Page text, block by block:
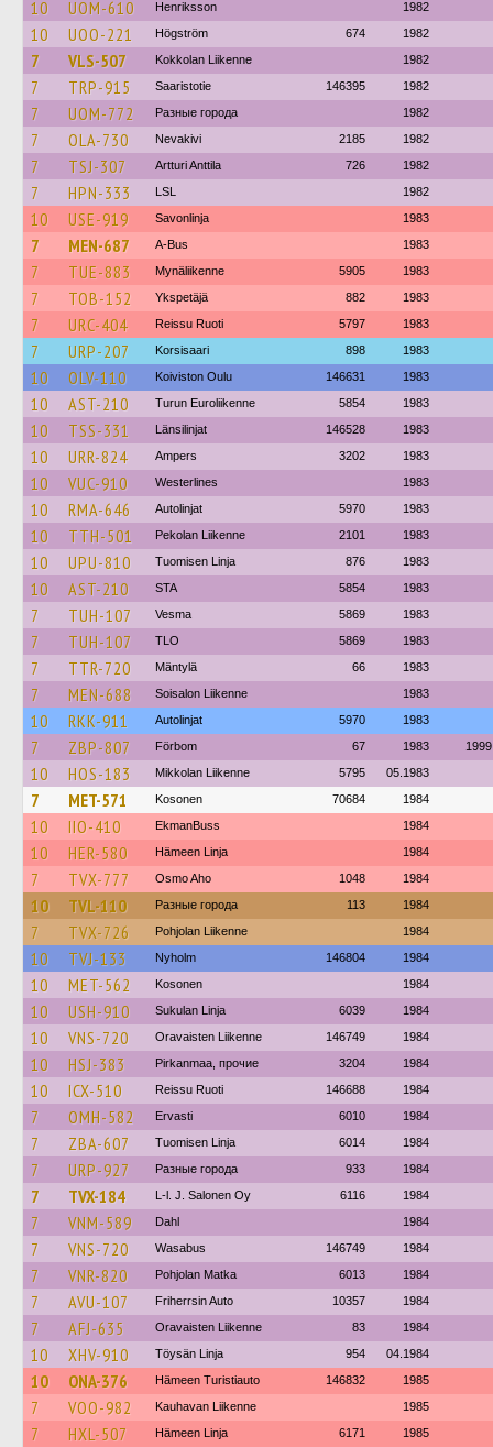
10 UOM-610 Henriksson 1982
10 UOO-221 Högström 674 1982
7 VLS-507 Kokkolan Liikenne 1982
7 TRP-915 Saaristotie 146395 1982
7 UOM-772 Разные города 1982
7 OLA-730 Nevakivi 2185 1982
7 TSJ-307 Artturi Anttila 726 1982
7 HPN-333 LSL 1982
10 USE-919 Savonlinja 1983
7 MEN-687 A-Bus 1983
7 TUE-883 Mynäliikenne 5905 1983
7 TOB-152 Ykspetäjä 882 1983
7 URC-404 Reissu Ruoti 5797 1983
7 URP-207 Korsisaari 898 1983
10 OLV-110 Koiviston Oulu 146631 1983
10 AST-210 Turun Euroliikenne 5854 1983
10 TSS-331 Länsilinjat 146528 1983
10 URR-824 Ampers 3202 1983
10 VUC-910 Westerlines 1983
10 RMA-646 Autolinjat 5970 1983
10 TTH-501 Pekolan Liikenne 2101 1983
10 UPU-810 Tuomisen Linja 876 1983
10 AST-210 STA 5854 1983
7 TUH-107 Vesma 5869 1983
7 TUH-107 TLO 5869 1983
7 TTR-720 Mäntylä 66 1983
7 MEN-688 Soisalon Liikenne 1983
10 RKK-911 Autolinjat 5970 1983
7 ZBP-807 Förbom 67 1983 1999
10 HOS-183 Mikkolan Liikenne 5795 05.1983
7 MET-571 Kosonen 70684 1984
10 IIO-410 EkmanBuss 1984
10 HER-580 Hämeen Linja 1984
7 TVX-777 Osmo Aho 1048 1984
10 TVL-110 Разные города 113 1984
7 TVX-726 Pohjolan Liikenne 1984
10 TVJ-133 Nyholm 146804 1984
10 MET-562 Kosonen 1984
10 USH-910 Sukulan Linja 6039 1984
10 VNS-720 Oravaisten Liikenne 146749 1984
10 HSJ-383 Pirkanmaa, прочие 3204 1984
10 ICX-510 Reissu Ruoti 146688 1984
7 OMH-582 Ervasti 6010 1984
7 ZBA-607 Tuomisen Linja 6014 1984
7 URP-927 Разные города 933 1984
7 TVX-184 L-l. J. Salonen Oy 6116 1984
7 VNM-589 Dahl 1984
7 VNS-720 Wasabus 146749 1984
7 VNR-820 Pohjolan Matka 6013 1984
7 AVU-107 Friherrsin Auto 10357 1984
7 AFJ-635 Oravaisten Liikenne 83 1984
10 XHV-910 Töysän Linja 954 04.1984
10 ONA-376 Hämeen Turistiauto 146832 1985
7 VOO-982 Kauhavan Liikenne 1985
7 HXL-507 Hämeen Linja 6171 1985